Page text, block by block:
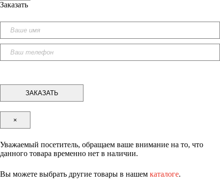
Заказать
×
Уважаемый посетитель, обращаем ваше внимание на то, что
данного товара временно нет в наличии.
Вы можете выбрать другие товары в нашем каталоге.